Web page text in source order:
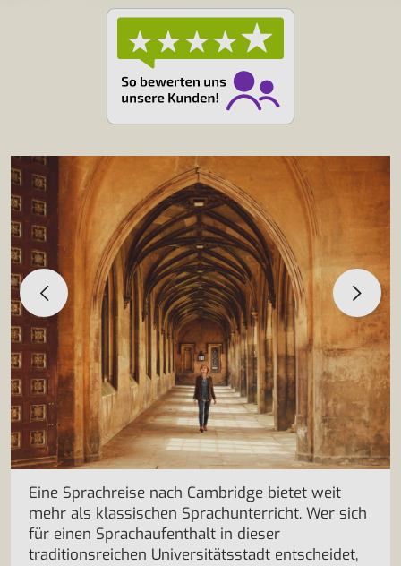
Eine Sprachreise nach Cambridge bietet weit
mehr als klassischen Sprachunterricht. Wer sich
für einen Sprachaufenthalt in dieser
traditionsreichen Universitätsstadt entscheidet,